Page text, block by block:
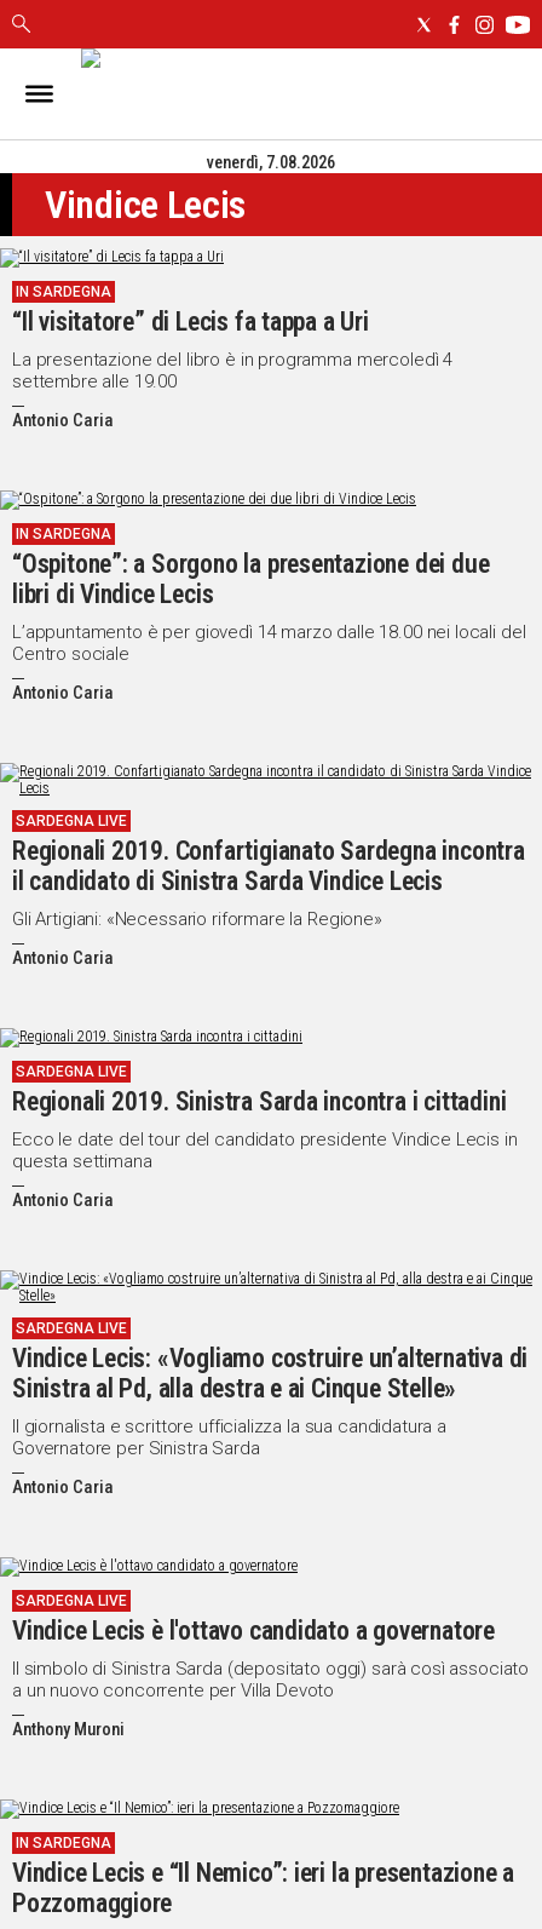
IN
CAGLIARI
SASSARI
NUORO
ORISTANO
SULCIS
GALLURA
OGLIASTRA
MEDIO
CAMPIDANO
NOTIZIE
POLITICA
IN
ITALIA
NEL
MONDO
SPORT
VIDEO
Vai
WHATSAPP
venerdì, 7.08.2026
Vindice Lecis
IN SARDEGNA
“Il visitatore” di Lecis fa tappa a Uri
La presentazione del libro è in programma mercoledì 4
settembre alle 19.00
Antonio Caria
IN SARDEGNA
“Ospitone”: a Sorgono la presentazione dei due
libri di Vindice Lecis
L’appuntamento è per giovedì 14 marzo dalle 18.00 nei locali del
Centro sociale
Antonio Caria
SARDEGNA LIVE
Regionali 2019. Confartigianato Sardegna incontra
il candidato di Sinistra Sarda Vindice Lecis
Gli Artigiani: «Necessario riformare la Regione»
Antonio Caria
SARDEGNA LIVE
Regionali 2019. Sinistra Sarda incontra i cittadini
Ecco le date del tour del candidato presidente Vindice Lecis in
questa settimana
Antonio Caria
SARDEGNA LIVE
Vindice Lecis: «Vogliamo costruire un’alternativa di
Sinistra al Pd, alla destra e ai Cinque Stelle»
Il giornalista e scrittore ufficializza la sua candidatura a
Governatore per Sinistra Sarda
Antonio Caria
SARDEGNA LIVE
Vindice Lecis è l'ottavo candidato a governatore
Il simbolo di Sinistra Sarda (depositato oggi) sarà così associato
a un nuovo concorrente per Villa Devoto
Anthony Muroni
IN SARDEGNA
Vindice Lecis e “Il Nemico”: ieri la presentazione a
Pozzomaggiore